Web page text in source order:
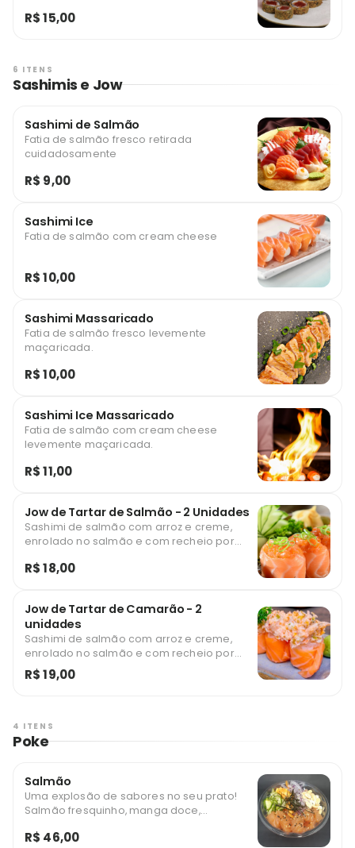
goiabada com o sabor cremoso e
R$ 15,00
6 ITENS
Sashimis e Jow
Sashimi de Salmão
Fatia de salmão fresco retirada
cuidadosamente
R$ 9,00
Sashimi Ice
Fatia de salmão com cream cheese
R$ 10,00
Sashimi Massaricado
Fatia de salmão fresco levemente
maçaricada.
R$ 10,00
Sashimi Ice Massaricado
Fatia de salmão com cream cheese
levemente maçaricada.
R$ 11,00
Jow de Tartar de Salmão - 2 Unidades
Sashimi de salmão com arroz e creme,
enrolado no salmão e com recheio por
R$ 18,00
Jow de Tartar de Camarão - 2
unidades
Sashimi de salmão com arroz e creme,
enrolado no salmão e com recheio por
cima
R$ 19,00
4 ITENS
Poke
Salmão
Uma explosão de sabores no seu prato!
Salmão fresquinho, manga doce,
cebola rocha crocante, alga nori e tomate
R$ 46,00